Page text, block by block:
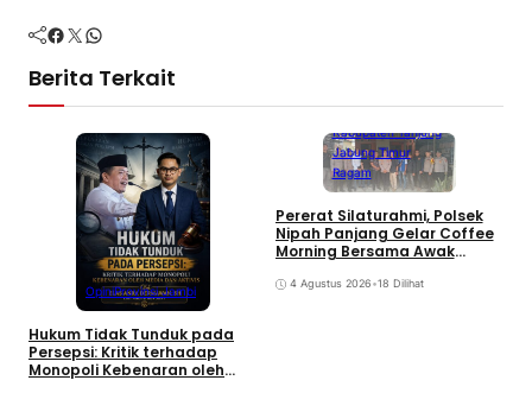
Facebook Twitter WhatsApp
Berita Terkait
OpiniProvinsi Jambi
Hukum Tidak Tunduk pada
Persepsi: Kritik terhadap
Monopoli Kebenaran oleh
Kabupaten Tanjung
Jabung Timur
Ragam
Pererat Silaturahmi, Polsek
Nipah Panjang Gelar Coffee
Morning Bersama Awak
4 Agustus 2026•18 Dilihat